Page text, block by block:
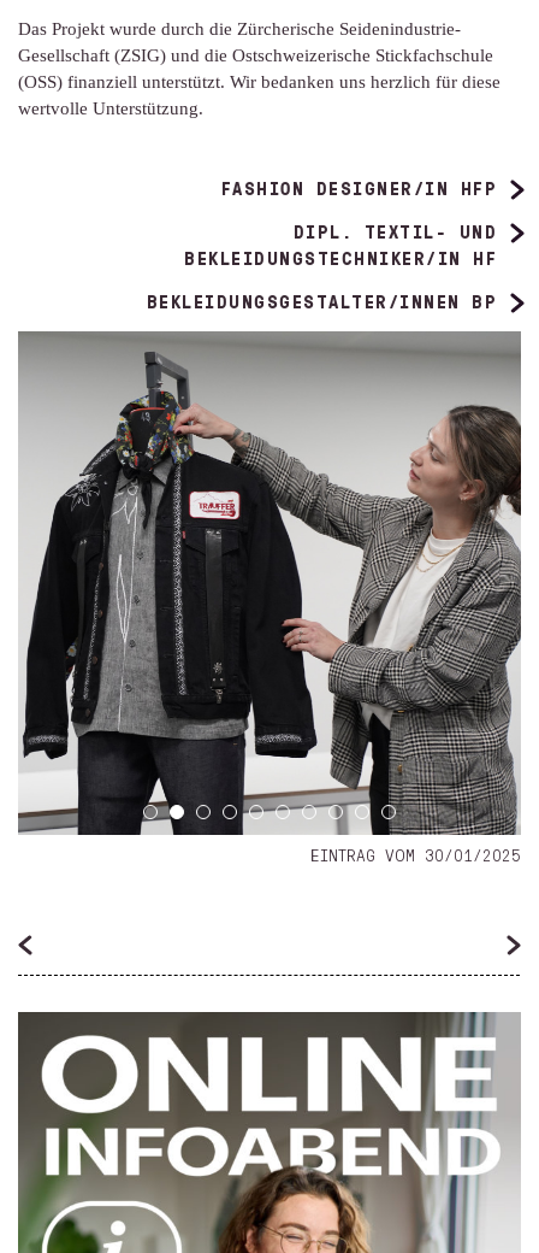
EINTRAG VOM 30/01/2025
Das Projekt wurde durch die Zürcherische Seidenindustrie-
Gesellschaft (ZSIG) und die Ostschweizerische Stickfachschule
(OSS) finanziell unterstützt. Wir bedanken uns herzlich für diese
wertvolle Unterstützung.
FASHION DESIGNER/IN HFP
DIPL. TEXTIL- UND
BEKLEIDUNGSTECHNIKER/IN HF
BEKLEIDUNGSGESTALTER/INNEN BP